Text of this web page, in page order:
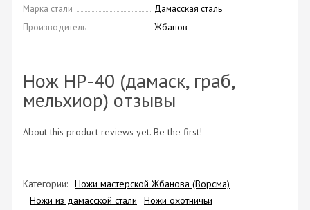
Марка стали
Дамасская сталь
Производитель
Жбанов
Нож НР-40 (дамаск, граб,
мельхиор) отзывы
About this product reviews yet. Be the first!
Категории: Ножи мастерской Жбанова (Ворсма)
Ножи из дамасской стали
Ножи охотничьи